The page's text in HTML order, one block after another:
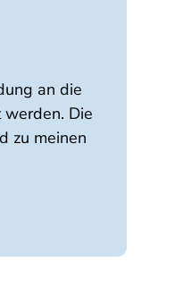
an die
Die
zu meinen